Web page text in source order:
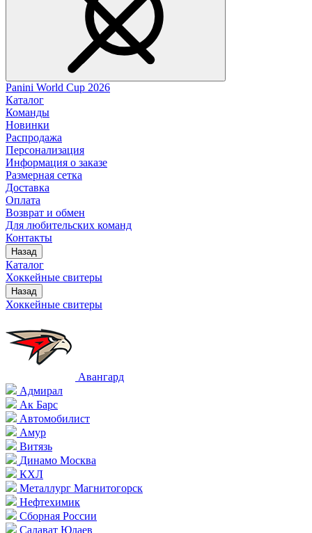
Panini World Cup 2026
Каталог
Команды
Новинки
Распродажа
Персонализация
Информация о заказе
Размерная сетка
Доставка
Оплата
Возврат и обмен
Для любительских команд
Контакты
Назад
Каталог
Хоккейные свитеры
Назад
Хоккейные свитеры
Авангард
Адмирал
Ак Барс
Автомобилист
Амур
Витязь
Динамо Москва
КХЛ
Металлург Магнитогорск
Нефтехимик
Сборная России
Салават Юлаев